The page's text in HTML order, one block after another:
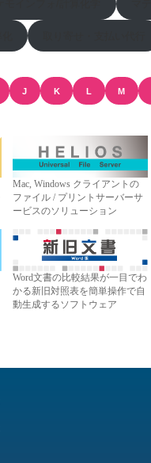
J K L M
Mac, Windows クライアントの
ファイル / プリントサーバーサ
ービスのソリューション
Word文書の比較結果が一目でわ
かる新旧対照表を簡単操作で自
動生成するソフトウェア